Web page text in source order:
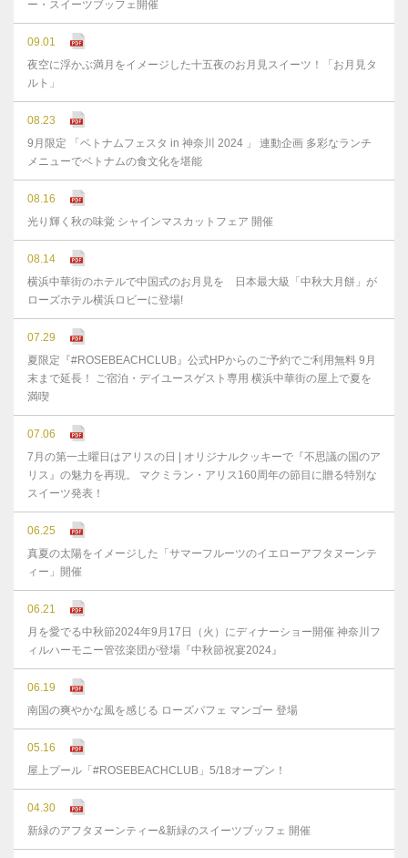
ー・スイーツブッフェ開催
09.01
夜空に浮かぶ満月をイメージした十五夜のお月見スイーツ！「お月見タ
ルト」
08.23
9月限定 「ベトナムフェスタ in 神奈川 2024 」 連動企画 多彩なランチ
メニューでベトナムの食文化を堪能
08.16
光り輝く秋の味覚 シャインマスカットフェア 開催
08.14
横浜中華街のホテルで中国式のお月見を 日本最大級「中秋大月餅」が
ローズホテル横浜ロビーに登場!
07.29
夏限定『#ROSEBEACHCLUB』公式HPからのご予約でご利用無料 9月
末まで延⻑！ ご宿泊・デイユースゲスト専用 横浜中華街の屋上で夏を
満喫
07.06
7月の第一土曜日はアリスの日 | オリジナルクッキーで『不思議の国のア
リス』の魅力を再現。 マクミラン・アリス160周年の節目に贈る特別な
スイーツ発表！
06.25
真夏の太陽をイメージした「サマーフルーツのイエローアフタヌーンテ
ィー」開催
06.21
月を愛でる中秋節2024年9月17日（火）にディナーショー開催 神奈川フ
ィルハーモニー管弦楽団が登場『中秋節祝宴2024』
06.19
南国の爽やかな風を感じる ローズパフェ マンゴー 登場
05.16
屋上プール「#ROSEBEACHCLUB」5/18オープン！
04.30
新緑のアフタヌーンティー&新緑のスイーツブッフェ 開催